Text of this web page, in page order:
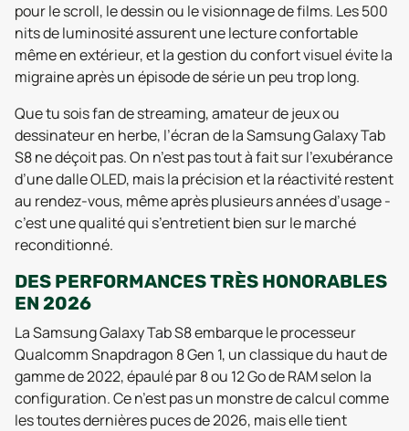
pour le scroll, le dessin ou le visionnage de films. Les 500
nits de luminosité assurent une lecture confortable
même en extérieur, et la gestion du confort visuel évite la
migraine après un épisode de série un peu trop long.
Que tu sois fan de streaming, amateur de jeux ou
dessinateur en herbe, l’écran de la Samsung Galaxy Tab
S8 ne déçoit pas. On n’est pas tout à fait sur l’exubérance
d’une dalle OLED, mais la précision et la réactivité restent
au rendez-vous, même après plusieurs années d’usage -
c’est une qualité qui s’entretient bien sur le marché
reconditionné.
DES PERFORMANCES TRÈS HONORABLES
EN 2026
La Samsung Galaxy Tab S8 embarque le processeur
Qualcomm Snapdragon 8 Gen 1, un classique du haut de
gamme de 2022, épaulé par 8 ou 12 Go de RAM selon la
configuration. Ce n’est pas un monstre de calcul comme
les toutes dernières puces de 2026, mais elle tient